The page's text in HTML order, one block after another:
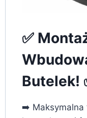
✅
Butelek!
➡️ Maksymalna